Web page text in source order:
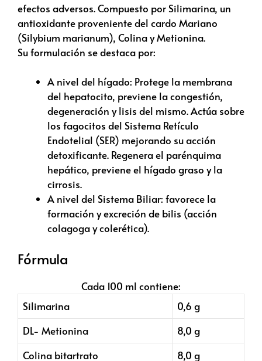
efectos adversos. Compuesto por Silimarina, un
antioxidante proveniente del cardo Mariano
(Silybium marianum), Colina y Metionina.
Su formulación se destaca por:
A nivel del hígado: Protege la membrana
del hepatocito, previene la congestión,
degeneración y lisis del mismo. Actúa sobre
los fagocitos del Sistema Retículo
Endotelial (SER) mejorando su acción
detoxificante. Regenera el parénquima
hepático, previene el hígado graso y la
cirrosis.
A nivel del Sistema Biliar: favorece la
formación y excreción de bilis (acción
colagoga y colerética).
Fórmula
Cada 100 ml contiene:
Silimarina
0,6 g
DL- Metionina
8,0 g
Colina bitartrato
8,0 g